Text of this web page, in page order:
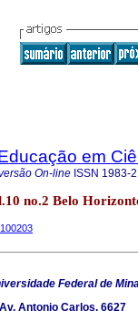
em
On-line ISSN 1983-
no.2 Belo
Federal de
Av. Antonio Carlos, 6627